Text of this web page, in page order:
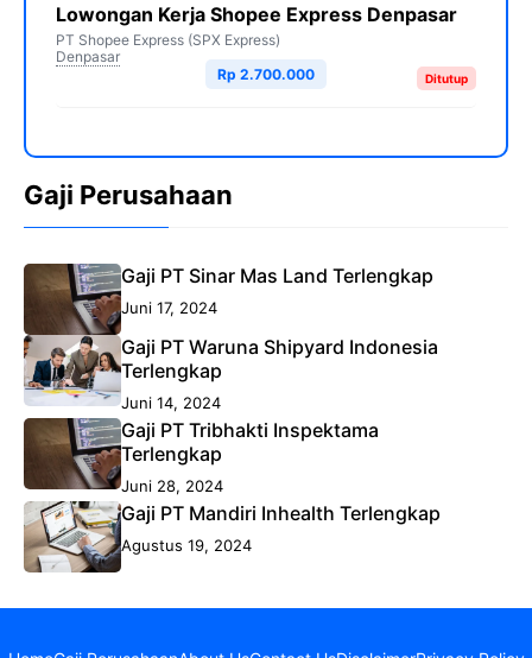
Lowongan Kerja Shopee Express Denpasar
PT Shopee Express (SPX Express)
Denpasar
Ditutup
Rp 2.700.000
Gaji Perusahaan
Gaji PT Sinar Mas Land Terlengkap
Juni 17, 2024
Gaji PT Waruna Shipyard Indonesia
Terlengkap
Juni 14, 2024
Gaji PT Tribhakti Inspektama
Terlengkap
Juni 28, 2024
Gaji PT Mandiri Inhealth Terlengkap
Agustus 19, 2024